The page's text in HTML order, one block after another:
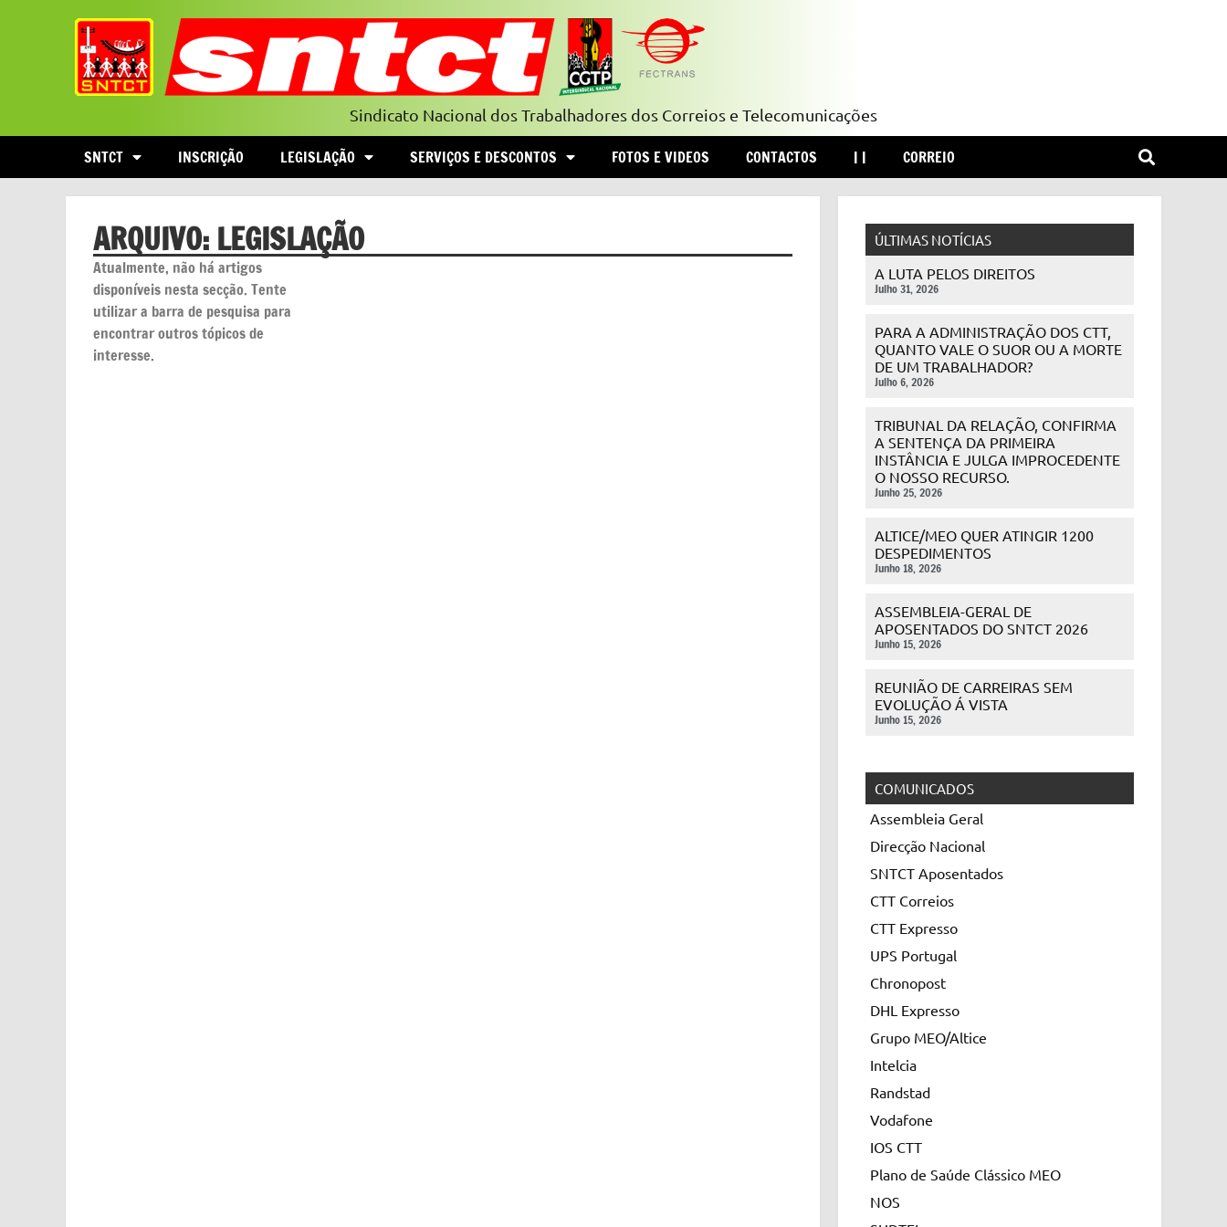
Sindicato Nacional dos Trabalhadores dos Correios e Telecomunicações
SNTCT INSCRIÇÃO LEGISLAÇÃO SERVIÇOS E DESCONTOS FOTOS E VIDEOS CONTACTOS | | CORREIO
ARQUIVO: LEGISLAÇÃO
Atualmente, não há artigos
disponíveis nesta secção. Tente
utilizar a barra de pesquisa para
encontrar outros tópicos de
interesse.
ÚLTIMAS NOTÍCIAS
A LUTA PELOS DIREITOS
Julho 31, 2026
PARA A ADMINISTRAÇÃO DOS CTT,
QUANTO VALE O SUOR OU A MORTE
DE UM TRABALHADOR?
Julho 6, 2026
TRIBUNAL DA RELAÇÃO, CONFIRMA
A SENTENÇA DA PRIMEIRA
INSTÂNCIA E JULGA IMPROCEDENTE
O NOSSO RECURSO.
Junho 25, 2026
ALTICE/MEO QUER ATINGIR 1200
DESPEDIMENTOS
Junho 18, 2026
ASSEMBLEIA-GERAL DE
APOSENTADOS DO SNTCT 2026
Junho 15, 2026
REUNIÃO DE CARREIRAS SEM
EVOLUÇÃO Á VISTA
Junho 15, 2026
COMUNICADOS
Assembleia Geral
Direcção Nacional
SNTCT Aposentados
CTT Correios
CTT Expresso
UPS Portugal
Chronopost
DHL Expresso
Grupo MEO/Altice
Intelcia
Randstad
Vodafone
IOS CTT
Plano de Saúde Clássico MEO
NOS